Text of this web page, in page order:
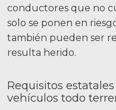
conductores que no
solo se ponen en
también pueden ser
resulta herido.
Requisitos
vehículos todo